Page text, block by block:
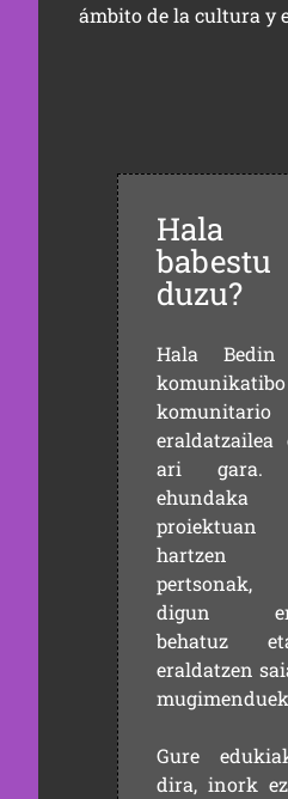
ámbito de la cultura y
Hala
duzu?
Hala Bedin
eraldatzailea
ari gara.
hartzen
pertsonak,
digun
behatuz
eraldatzen
Gure
dira, inork